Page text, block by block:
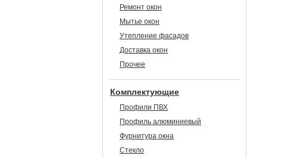
Ремонт окон
Мытье окон
Утепление фасадов
Доставка окон
Прочее
Комплектующие
Профили ПВХ
Профиль алюминиевый
Фурнитура окна
Стекло